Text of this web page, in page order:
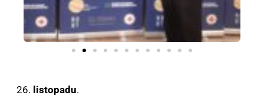
listopadu.